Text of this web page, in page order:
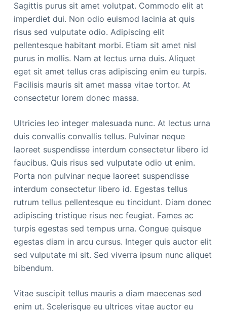
Sagittis purus sit amet volutpat. Commodo elit at
imperdiet dui. Non odio euismod lacinia at quis
risus sed vulputate odio. Adipiscing elit
pellentesque habitant morbi. Etiam sit amet nisl
purus in mollis. Nam at lectus urna duis. Aliquet
eget sit amet tellus cras adipiscing enim eu turpis.
Facilisis mauris sit amet massa vitae tortor. At
consectetur lorem donec massa.
Ultricies leo integer malesuada nunc. At lectus urna
duis convallis convallis tellus. Pulvinar neque
laoreet suspendisse interdum consectetur libero id
faucibus. Quis risus sed vulputate odio ut enim.
Porta non pulvinar neque laoreet suspendisse
interdum consectetur libero id. Egestas tellus
rutrum tellus pellentesque eu tincidunt. Diam donec
adipiscing tristique risus nec feugiat. Fames ac
turpis egestas sed tempus urna. Congue quisque
egestas diam in arcu cursus. Integer quis auctor elit
sed vulputate mi sit. Sed viverra ipsum nunc aliquet
bibendum.
Vitae suscipit tellus mauris a diam maecenas sed
enim ut. Scelerisque eu ultrices vitae auctor eu